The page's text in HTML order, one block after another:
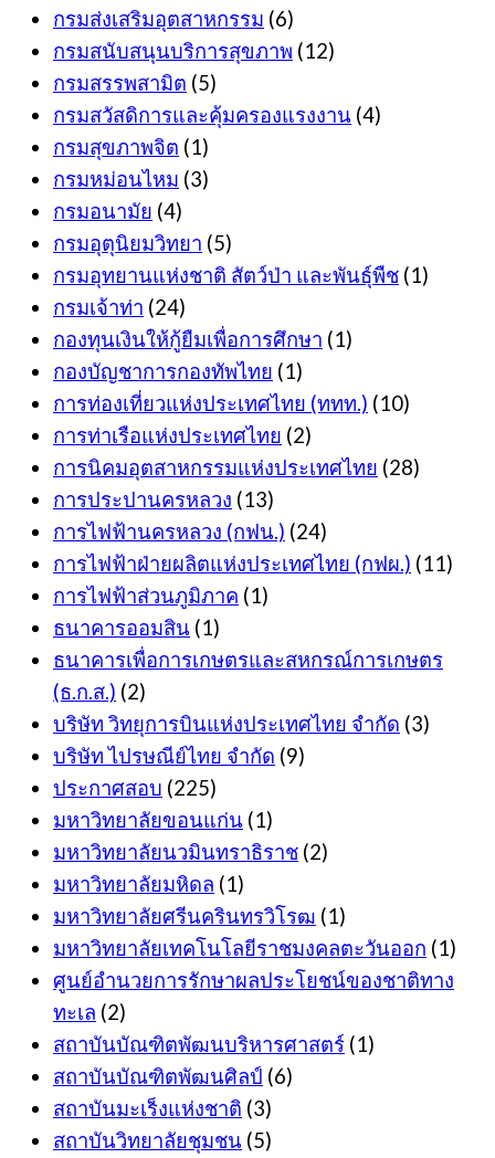
กรมส่งเสริมอุตสาหกรรม (6)
กรมสนับสนุนบริการสุขภาพ (12)
กรมสรรพสามิต (5)
กรมสวัสดิการและคุ้มครองแรงงาน (4)
กรมสุขภาพจิต (1)
กรมหม่อนไหม (3)
กรมอนามัย (4)
กรมอุตุนิยมวิทยา (5)
กรมอุทยานแห่งชาติ สัตว์ป่า และพันธุ์พืช (1)
กรมเจ้าท่า (24)
กองทุนเงินให้กู้ยืมเพื่อการศึกษา (1)
กองบัญชาการกองทัพไทย (1)
การท่องเที่ยวแห่งประเทศไทย (ททท.) (10)
การท่าเรือแห่งประเทศไทย (2)
การนิคมอุตสาหกรรมแห่งประเทศไทย (28)
การประปานครหลวง (13)
การไฟฟ้านครหลวง (กฟน.) (24)
การไฟฟ้าฝ่ายผลิตแห่งประเทศไทย (กฟผ.) (11)
การไฟฟ้าส่วนภูมิภาค (1)
ธนาคารออมสิน (1)
ธนาคารเพื่อการเกษตรและสหกรณ์การเกษตร
(ธ.ก.ส.) (2)
บริษัท วิทยุการบินแห่งประเทศไทย จำกัด (3)
บริษัท ไปรษณีย์ไทย จำกัด (9)
ประกาศสอบ (225)
มหาวิทยาลัยขอนแก่น (1)
มหาวิทยาลัยนวมินทราธิราช (2)
มหาวิทยาลัยมหิดล (1)
มหาวิทยาลัยศรีนครินทรวิโรฒ (1)
มหาวิทยาลัยเทคโนโลยีราชมงคลตะวันออก (1)
ศูนย์อำนวยการรักษาผลประโยชน์ของชาติทาง
ทะเล (2)
สถาบันบัณฑิตพัฒนบริหารศาสตร์ (1)
สถาบันบัณฑิตพัฒนศิลป์ (6)
สถาบันมะเร็งแห่งชาติ (3)
สถาบันวิทยาลัยชุมชน (5)